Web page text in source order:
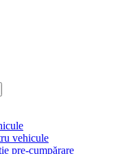
vehicule
pre-cumpărare